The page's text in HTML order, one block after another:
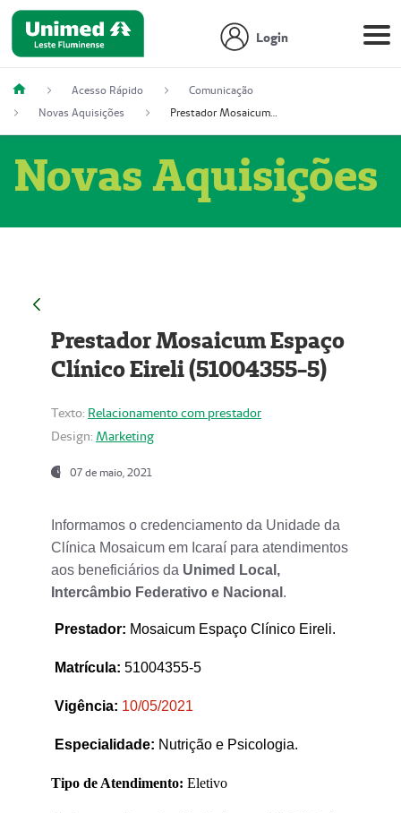
Login
Acesso Rápido
Comunicação
Novas Aquisições
Prestador Mosaicum Espaço Clínico Eireli (51004355-5)
Novas Aquisições
Prestador Mosaicum Espaço
Clínico Eireli (51004355-5)
Texto: Relacionamento com prestador
Design: Marketing
07 de maio, 2021
Informamos o credenciamento da Unidade da
Clínica Mosaicum em Icaraí para atendimentos
aos beneficiários da Unimed Local,
Intercâmbio Federativo e Nacional .
Prestador: Mosaicum Espaço Clínico Eireli.
Matrícula: 51004355-5
Vigência: 10/05/2021
Especialidade: Nutrição e Psicologia.
Tipo de Atendimento: Eletivo